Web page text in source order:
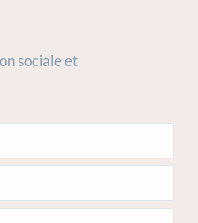
sociale et